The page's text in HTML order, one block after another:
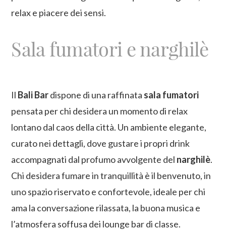
relax e piacere dei sensi.
Sala fumatori e narghilè
Il Bali Bardispone di una raffinata sala fumatori
pensata per chi desidera un momento di relax
lontano dal caos della città. Un ambiente elegante,
curato nei dettagli, dove gustare i propri drink
accompagnati dal profumo avvolgente del narghilè.
Chi desidera fumare in tranquillità è il benvenuto, in
uno spazio riservato e confortevole, ideale per chi
ama la conversazione rilassata, la buona musica e
l’atmosfera soffusa dei lounge bar di classe.